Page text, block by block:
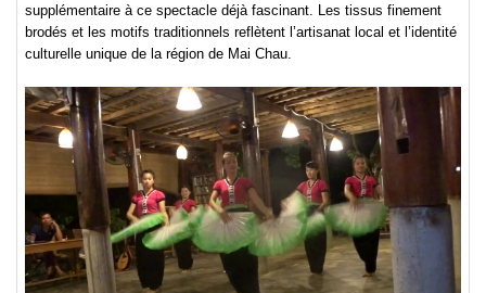
supplémentaire à ce spectacle déjà fascinant. Les tissus finement
brodés et les motifs traditionnels reflètent l’artisanat local et l’identité
culturelle unique de la région de Mai Chau.